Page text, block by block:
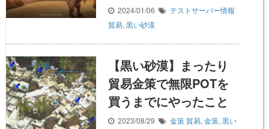
2024/01/06
テストサーバー情報
貿易, 黒い砂漠
【黒い砂漠】まったり
貿易金策で無限POTを
買うまでにやったこと
2023/08/29 金策 貿易, 金策, 黒い